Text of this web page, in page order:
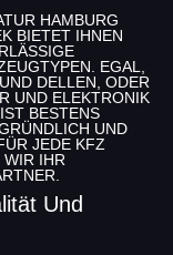
HAMBURG
BIETET IHNEN
EGAL,
DELLEN, ODER
UND ELEKTRONIK
BESTENS
UND
JEDE KFZ
WIR IHR
Und